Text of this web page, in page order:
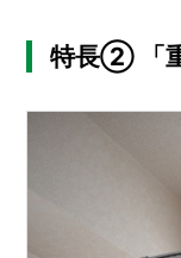
特長② 「